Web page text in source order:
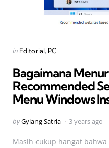
Categories
Posted
in Editorial PC
Bagaimana
Recommended
Menu Windows
Posted
byGylang Satria 3 years ago
Masih cukup hangat